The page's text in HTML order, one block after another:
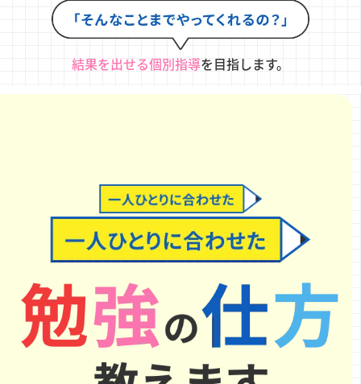
結果を出せる個別指導を目指します。